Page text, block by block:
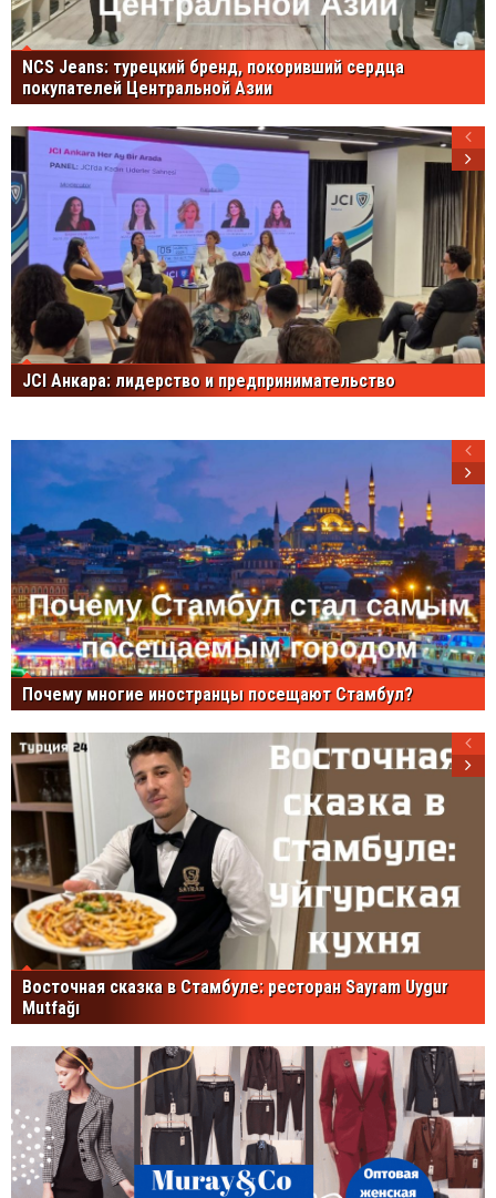
NCS Jeans: турецкий бренд, покоривший сердца
покупателей Центральной Азии
JCI Анкара: лидерство и предпринимательство
Почему многие иностранцы посещают Стамбул?
Восточная сказка в Стамбуле: ресторан Sayram Uygur
Mutfağı